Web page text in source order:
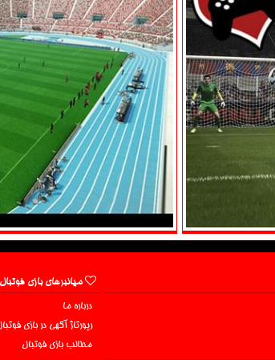
میانبرهای بازی
درباره ما
رپورتاژ آگهی در بازی
مطالب بازی فوتبال